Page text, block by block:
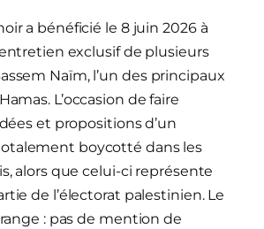
a bénéficié le 8 juin 2026 à
exclusif de plusieurs
Naïm, l’un des principaux
L’occasion de faire
et propositions d’un
boycotté dans les
alors que celui-ci représente
de l’électorat palestinien. Le
: pas de mention de